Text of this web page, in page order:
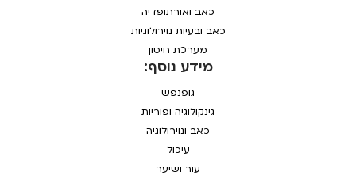
כאב ואורתופדיה
כאב ובעיות נוירולוגיות
מערכת חיסון
מידע נוסף:
גופנפש
גינקולוגיה ופוריות
כאב ונוירולוגיה
עיכול
עור ושיער